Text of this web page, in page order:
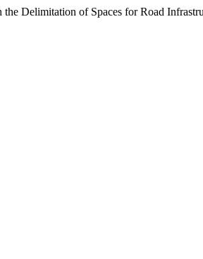
Delimitation of Spaces for Road